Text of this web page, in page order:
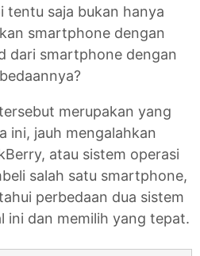
tentu saja bukan hanya
smartphone dengan
dari smartphone dengan
merupakan yang
ini, jauh mengalahkan
atau sistem operasi
salah satu smartphone,
perbedaan dua sistem
ini dan memilih yang tepat.